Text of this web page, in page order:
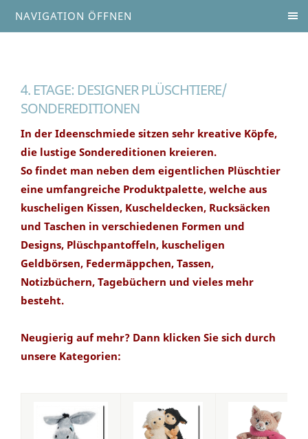
NAVIGATION ÖFFNEN
4. ETAGE: DESIGNER PLÜSCHTIERE/
SONDEREDITIONEN
In der Ideenschmiede sitzen sehr kreative Köpfe,
die lustige Sondereditionen kreieren.
So findet man neben dem eigentlichen Plüschtier
eine umfangreiche Produktpalette, welche aus
kuscheligen Kissen, Kuscheldecken, Rucksäcken
und Taschen in verschiedenen Formen und
Designs, Plüschpantoffeln, kuscheligen
Geldbörsen, Federmäppchen, Tassen,
Notizbüchern, Tagebüchern und vieles mehr
besteht.
Neugierig auf mehr? Dann klicken Sie sich durch
unsere Kategorien: